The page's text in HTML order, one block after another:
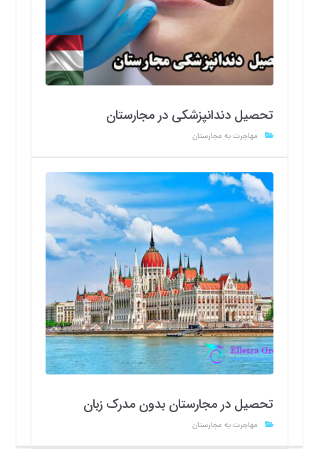
تحصیل دندانپزشکی در مجارستان
مهاجرت به مجارستان
تحصیل در مجارستان بدون مدرک زبان
مهاجرت به مجارستان